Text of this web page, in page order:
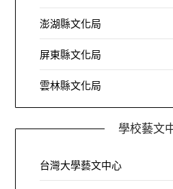
澎湖縣文化局
屏東縣文化局
雲林縣文化局
學校藝文
台灣大學藝文中心